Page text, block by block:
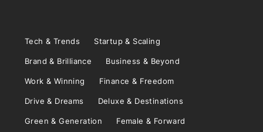
Tech & Trends Startup & Scaling
Brand & Brilliance Business & Beyond
Work & Winning Finance & Freedom
Drive & Dreams Deluxe & Destinations
Green & Generation Female & Forward